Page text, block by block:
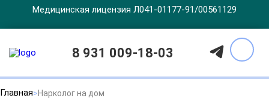
Медицинская лицензия Л041-01177-91/00561129
8 931 009-18-03
Главная Нарколог на дом